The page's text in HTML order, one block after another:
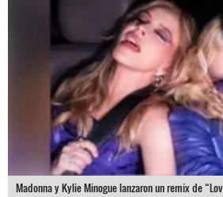
Madonna y Kylie Minogue lanzaron un remix de